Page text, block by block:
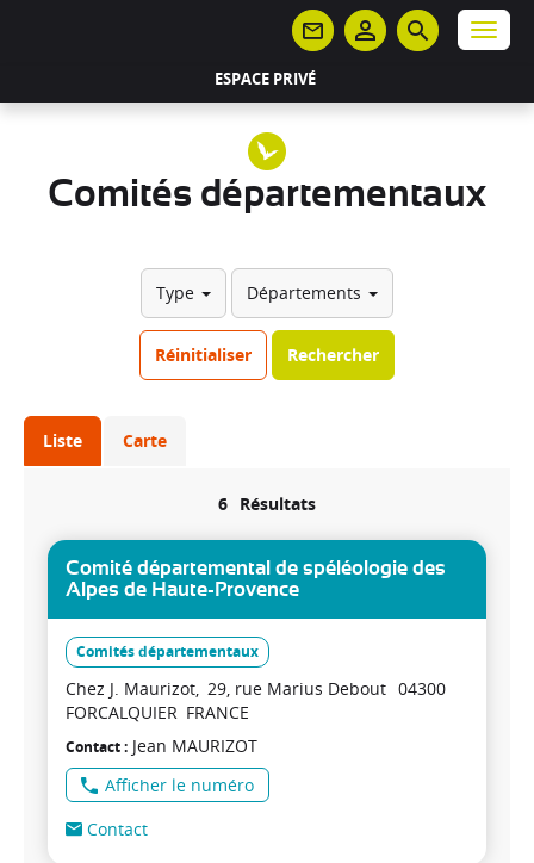
ESPACE PRIVÉ
Menu
Comités départementaux
Type Départements
Réinitialiser Rechercher
Liste Carte
6 Résultats
Comité départemental de spéléologie des
Alpes de Haute-Provence
Comités départementaux
Chez J. Maurizot 29, rue Marius Debout 04300
FORCALQUIER FRANCE
Contact Jean MAURIZOT
Afficher le numéro
Contact